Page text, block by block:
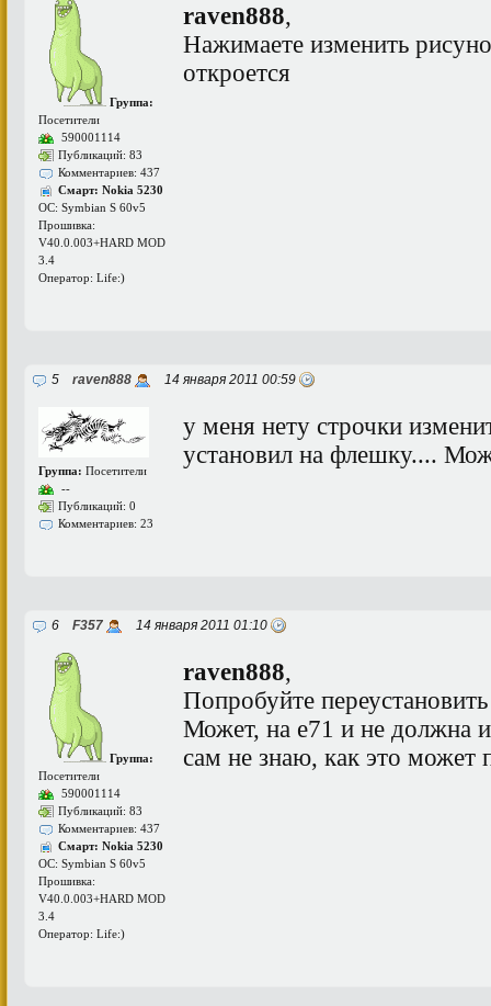
Группа:
Посетители
590001114
Публикаций: 83
Комментариев: 437
Смарт: Nokia 5230
ОС: Symbian S 60v5
Прошивка:
V40.0.003+HARD MOD
3.4
Оператор: Life:)
raven888,
Нажимаете изменить
откроется
5 raven888 14 января 2011 00:59
Группа: Посетители
--
Публикаций: 0
Комментариев: 23
у меня нету строчки
установил на флешку....
6 F357 14 января 2011 01:10
Группа:
Посетители
590001114
Публикаций: 83
Комментариев: 437
Смарт: Nokia 5230
ОС: Symbian S 60v5
Прошивка:
V40.0.003+HARD MOD
3.4
Оператор: Life:)
raven888,
Попробуйте
Может, на е71 и не должна
сам не знаю, как это может